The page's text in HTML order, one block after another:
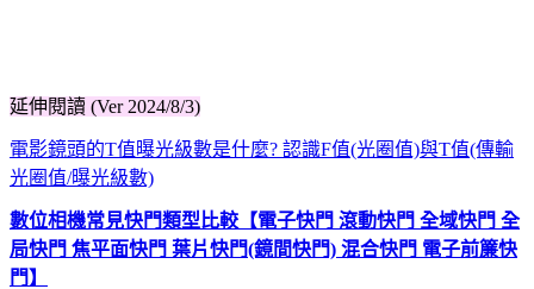
延伸閱讀 (Ver 2024/8/3)
電影鏡頭的T值曝光級數是什麼? 認識F值(光圈值)與T值(傳輸
光圈值/曝光級數)
數位相機常見快門類型比較【電子快門 滾動快門 全域快門 全
局快門 焦平面快門 葉片快門(鏡間快門) 混合快門 電子前簾快
門】